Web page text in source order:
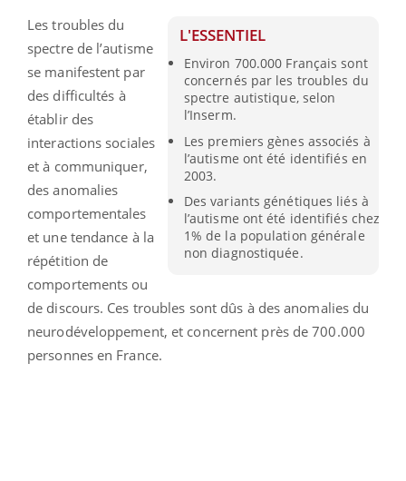
L'ESSENTIEL
Environ 700.000 Français sont
concernés par les troubles du
spectre autistique, selon
l’Inserm.
Les premiers gènes associés à
l’autisme ont été identifiés en
2003.
Des variants génétiques liés à
l’autisme ont été identifiés chez
1% de la population générale
non diagnostiquée.
Les troubles du
spectre de l’autisme
se manifestent par
des difficultés à
établir des
interactions sociales
et à communiquer,
des anomalies
comportementales
et une tendance à la
répétition de
comportements ou
de discours. Ces troubles sont dûs à des anomalies du
neurodéveloppement, et concernent près de 700.000
personnes en France.